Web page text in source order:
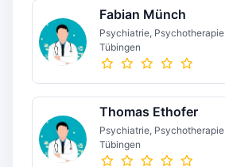
Fabian Münch
Psychiatrie, Psychotherapie
Tübingen
Thomas Ethofer
Psychiatrie, Psychotherapie
Tübingen